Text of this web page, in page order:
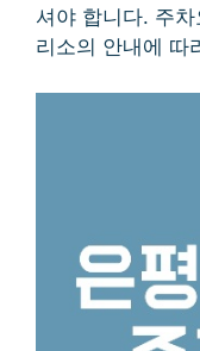
셔야 합니다. 주
리소의 안내에 따